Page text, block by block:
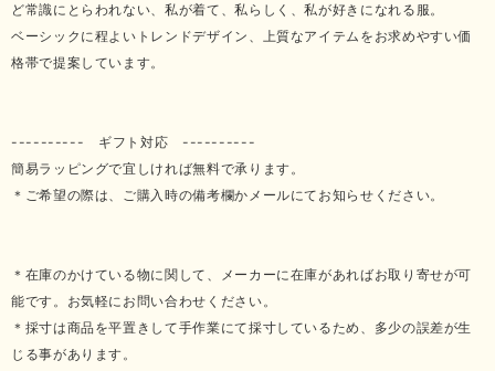
ど常識にとらわれない、私が着て、私らしく、私が好きになれる服。
ベーシックに程よいトレンドデザイン、上質なアイテムをお求めやすい価
格帯で提案しています。
---------- ギフト対応 ----------
簡易ラッピングで宜しければ無料で承ります。
＊ご希望の際は、ご購入時の備考欄かメールにてお知らせください。
＊在庫のかけている物に関して、メーカーに在庫があればお取り寄せが可
能です。お気軽にお問い合わせください。
＊採寸は商品を平置きして手作業にて採寸しているため、多少の誤差が生
じる事があります。